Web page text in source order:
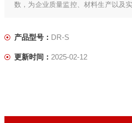
数，为企业质量监控、材料生产以及
产品型号： DR-S
更新时间： 2025-02-12